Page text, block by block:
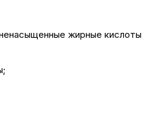
жирные кислоты